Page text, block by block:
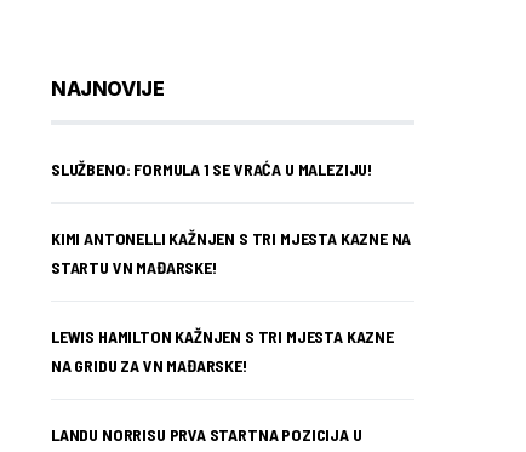
NAJNOVIJE
SLUŽBENO: FORMULA 1 SE VRAĆA U MALEZIJU!
KIMI ANTONELLI KAŽNJEN S TRI MJESTA KAZNE NA
STARTU VN MAĐARSKE!
LEWIS HAMILTON KAŽNJEN S TRI MJESTA KAZNE
NA GRIDU ZA VN MAĐARSKE!
LANDU NORRISU PRVA STARTNA POZICIJA U